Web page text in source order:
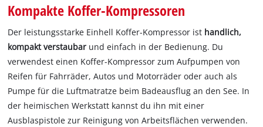
Kompakte Koffer-Kompressoren
Der leistungsstarke Einhell Koffer-Kompressor ist handlich,
kompakt verstaubar und einfach in der Bedienung. Du
verwendest einen Koffer-Kompressor zum Aufpumpen von
Reifen für Fahrräder, Autos und Motorräder oder auch als
Pumpe für die Luftmatratze beim Badeausflug an den See. In
der heimischen Werkstatt kannst du ihn mit einer
Ausblaspistole zur Reinigung von Arbeitsflächen verwenden.